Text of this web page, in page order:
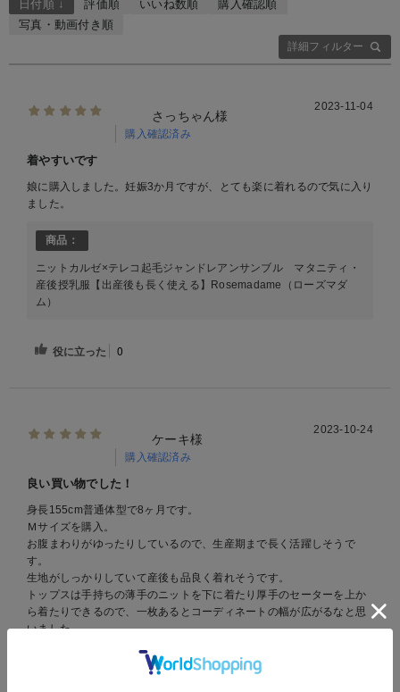
詳細フィルター
日付順 ↓ 評価順 いいね数順
購入確認順
写真・動画付き順
さっちゃん様
購入確認済み
2023-11-04
着やすいです
娘に購入しました。妊娠3か月ですが、とても楽に着れるので気に入り
ました。
商品：
ニットカルゼ×テレコ起毛ジャンドレアンサンブル マタニティ・
産後授乳服【出産後も長く使える】Rosemadame（ローズマダ
ム）
役に立った 0
ケーキ様
購入確認済み
2023-10-24
良い買い物でした！
身長155cm普通体型で8ヶ月です。
Ｍサイズを購入。
お腹まわりがゆったりしているので、生産期まで長く活躍しそうで
す。
生地がしっかりしていて産後も品良く着れそうです。
トップスは手持ちの薄手のニットを下に着たり厚手のセーターを上か
ら着たりできるので、一枚あるとコーディネートの幅が広がるなと思
いました。